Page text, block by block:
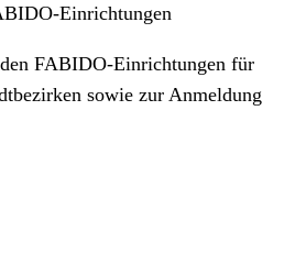
Einrichtungen
FABIDO-Einrichtungen für
sowie zur Anmeldung